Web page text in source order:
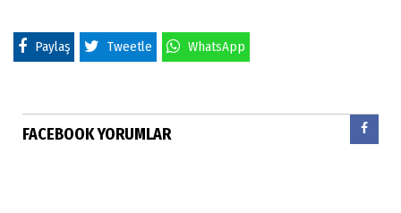
Paylaş Tweetle WhatsApp
FACEBOOK YORUMLAR